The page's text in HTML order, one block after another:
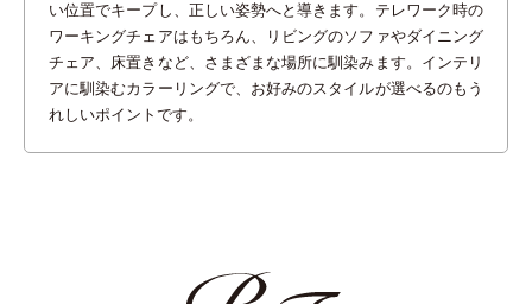
い位置でキープし、正しい姿勢へと導きます。テレワーク時の
ワーキングチェアはもちろん、リビングのソファやダイニング
チェア、床置きなど、さまざまな場所に馴染みます。インテリ
アに馴染むカラーリングで、お好みのスタイルが選べるのもう
れしいポイントです。